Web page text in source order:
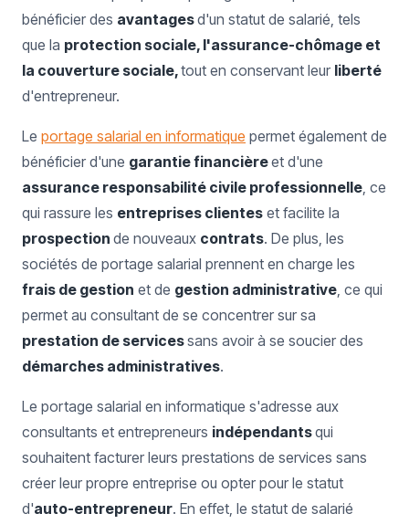
bénéficier des avantagesd'un statut de salarié, tels
que la protection sociale, l'assurance-chômage et
la couverture sociale,tout en conservant leur liberté
d'entrepreneur.
Le portage salarial en informatique permet également de
bénéficier d'une garantie financièreet d'une
assurance responsabilité civile professionnelle, ce
qui rassure les entreprises clientes et facilite la
prospection de nouveaux contrats. De plus, les
sociétés de portage salarial prennent en charge les
frais de gestion et de gestion administrative, ce qui
permet au consultant de se concentrer sur sa
prestation de servicessans avoir à se soucier des
démarches administratives.
Le portage salarial en informatique s'adresse aux
consultants et entrepreneurs indépendantsqui
souhaitent facturer leurs prestations de services sans
créer leur propre entreprise ou opter pour le statut
d'auto-entrepreneur. En effet, le statut de salarié